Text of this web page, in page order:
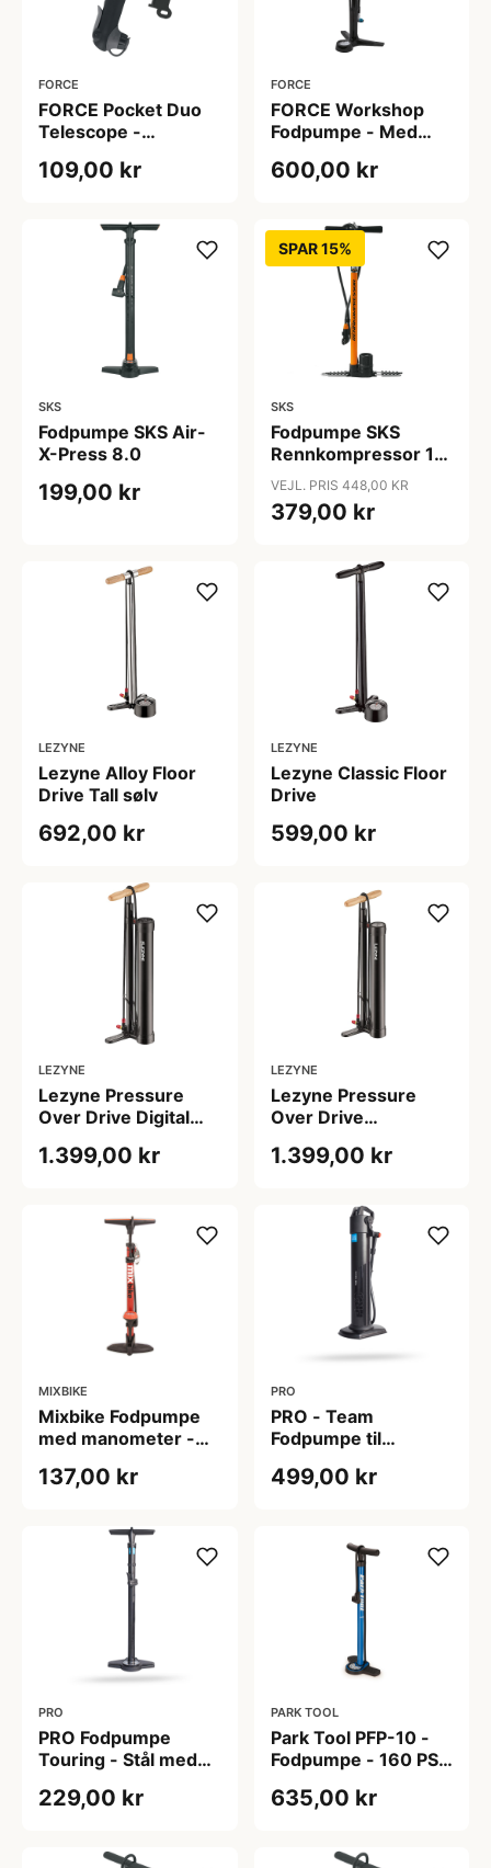
FORCE
FORCE Pocket Duo
Telescope -
109,00 kr
FORCE
FORCE Workshop
Fodpumpe - Med
Bar / 240 PSI - Sort
600,00 kr
SKS
Fodpumpe SKS Air-
X-Press 8.0
199,00 kr
SPAR 15%
SKS
Fodpumpe SKS
Rennkompressor 16
bar / 230 PSI.
VEJL. PRIS 448,00 KR
379,00 kr
LEZYNE
Lezyne Alloy Floor
Drive Tall sølv
692,00 kr
LEZYNE
Lezyne Classic Floor
Drive
599,00 kr
LEZYNE
Lezyne Pressure
Over Drive Digital
kammer ABS1 Pro
1.399,00 kr
LEZYNE
Lezyne Pressure
Over Drive
kammer ABS1 Pro
1.399,00 kr
MIXBIKE
Mixbike Fodpumpe
med manometer -
137,00 kr
PRO
PRO - Team
Fodpumpe til
op til 180 PSI
499,00 kr
PRO
PRO Fodpumpe
Touring - Stål med
display - 160 PSI
229,00 kr
PARK TOOL
Park Tool PFP-10 -
Fodpumpe - 160 PSI
635,00 kr